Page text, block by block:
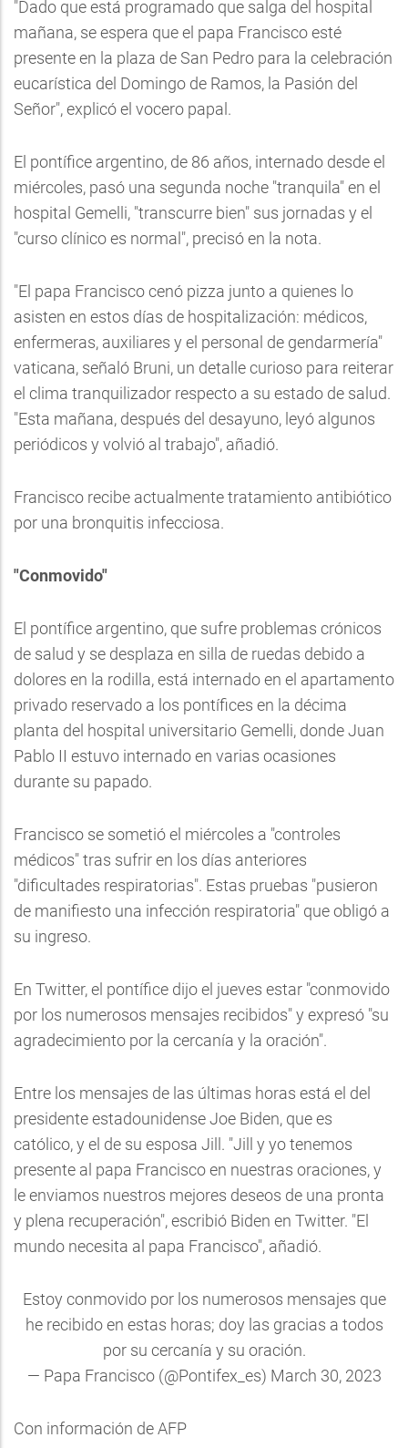
"Dado que está programado que salga del hospital
mañana, se espera que el papa Francisco esté
presente en la plaza de San Pedro para la celebración
eucarística del Domingo de Ramos, la Pasión del
Señor", explicó el vocero papal.
El pontífice argentino, de 86 años, internado desde el
miércoles, pasó una segunda noche "tranquila" en el
hospital Gemelli, "transcurre bien" sus jornadas y el
"curso clínico es normal", precisó en la nota.
"El papa Francisco cenó pizza junto a quienes lo
asisten en estos días de hospitalización: médicos,
enfermeras, auxiliares y el personal de gendarmería"
vaticana, señaló Bruni, un detalle curioso para reiterar
el clima tranquilizador respecto a su estado de salud.
"Esta mañana, después del desayuno, leyó algunos
periódicos y volvió al trabajo", añadió.
Francisco recibe actualmente tratamiento antibiótico
por una bronquitis infecciosa.
"Conmovido"
El pontífice argentino, que sufre problemas crónicos
de salud y se desplaza en silla de ruedas debido a
dolores en la rodilla, está internado en el apartamento
privado reservado a los pontífices en la décima
planta del hospital universitario Gemelli, donde Juan
Pablo II estuvo internado en varias ocasiones
durante su papado.
Francisco se sometió el miércoles a "controles
médicos" tras sufrir en los días anteriores
"dificultades respiratorias". Estas pruebas "pusieron
de manifiesto una infección respiratoria" que obligó a
su ingreso.
En Twitter, el pontífice dijo el jueves estar "conmovido
por los numerosos mensajes recibidos" y expresó "su
agradecimiento por la cercanía y la oración".
Entre los mensajes de las últimas horas está el del
presidente estadounidense Joe Biden, que es
católico, y el de su esposa Jill. "Jill y yo tenemos
presente al papa Francisco en nuestras oraciones, y
le enviamos nuestros mejores deseos de una pronta
y plena recuperación", escribió Biden en Twitter. "El
mundo necesita al papa Francisco", añadió.
Estoy conmovido por los numerosos mensajes que
he recibido en estas horas; doy las gracias a todos
por su cercanía y su oración.
— Papa Francisco (@Pontifex_es) March 30, 2023
Con información de AFP